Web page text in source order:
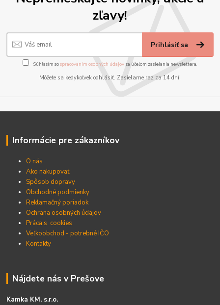
zľavy!
Prihlásiť sa
Súhlasím sospracovaním osobných údajov za účelom zasielania newslettera.
Môžete sa kedykoľvek odhlásiť. Zasielame raz za 14 dní.
Informácie pre zákazníkov
O nás
Ako nakupovať
Spôsob dopravy
Obchodné podmienky
Reklamačný poriadok
Ochrana osobných údajov
Práca s cookies
Veľkoobchod - potrebné IČO
Kontakty
Nájdete nás v Prešove
Kamka KM, s.r.o.